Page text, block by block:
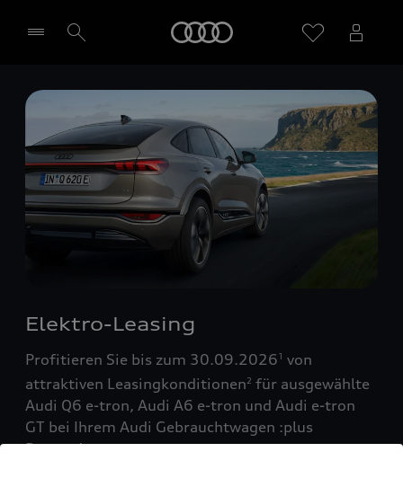
Händler wählen
Elektro-Leasing
Profitieren Sie bis zum 30.09.20261 von
attraktiven Leasingkonditionen2 für ausgewählte
Audi Q6 e-tron, Audi A6 e-tron und Audi e-tron
GT bei Ihrem Audi Gebrauchtwagen :plus
Partner!